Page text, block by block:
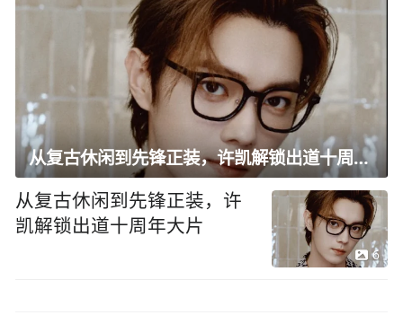
从复古休闲到先锋正装，许凯解锁出道十周年大片
从复古休闲到先锋正装，许
凯解锁出道十周年大片
6